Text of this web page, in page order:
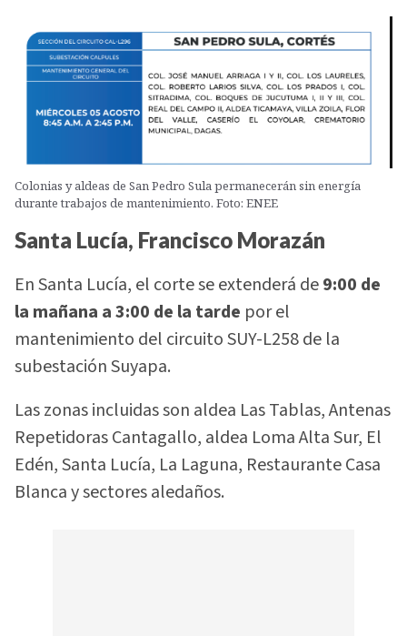
Colonias y aldeas de San Pedro Sula permanecerán sin energía
durante trabajos de mantenimiento. Foto: ENEE
Santa Lucía, Francisco Morazán
En Santa Lucía, el corte se extenderá de9:00 de
la mañana a 3:00 de la tarde por el
mantenimiento del circuito SUY-L258 de la
subestación Suyapa.
Las zonas incluidas son aldea Las Tablas, Antenas
Repetidoras Cantagallo, aldea Loma Alta Sur, El
Edén, Santa Lucía, La Laguna, Restaurante Casa
Blanca y sectores aledaños.